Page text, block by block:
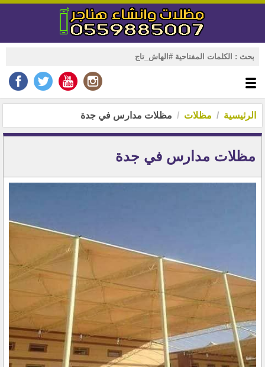
الرئيسية مظلات مظلات مدارس في جدة
مظلات مدارس في جدة